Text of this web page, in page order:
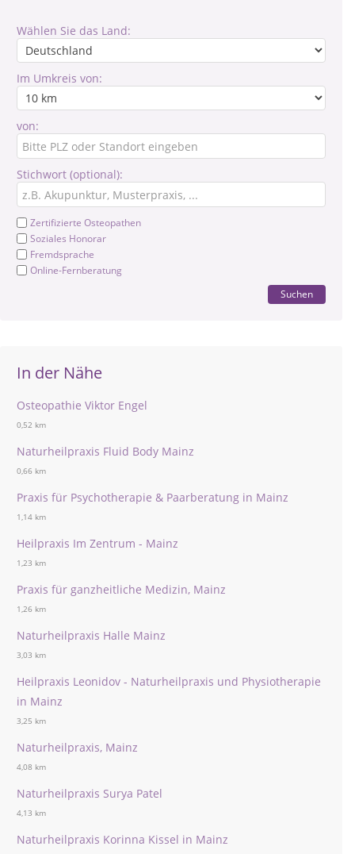
Wählen Sie das Land:
Im Umkreis von:
von:
Stichwort (optional):
Zertifizierte Osteopathen
Soziales Honorar
Fremdsprache
Online-Fernberatung
Suchen
In der Nähe
Osteopathie Viktor Engel
0,52 km
Naturheilpraxis Fluid Body Mainz
0,66 km
Praxis für Psychotherapie & Paarberatung in Mainz
1,14 km
Heilpraxis Im Zentrum - Mainz
1,23 km
Praxis für ganzheitliche Medizin, Mainz
1,26 km
Naturheilpraxis Halle Mainz
3,03 km
Heilpraxis Leonidov - Naturheilpraxis und Physiotherapie
in Mainz
3,25 km
Naturheilpraxis, Mainz
4,08 km
Naturheilpraxis Surya Patel
4,13 km
Naturheilpraxis Korinna Kissel in Mainz